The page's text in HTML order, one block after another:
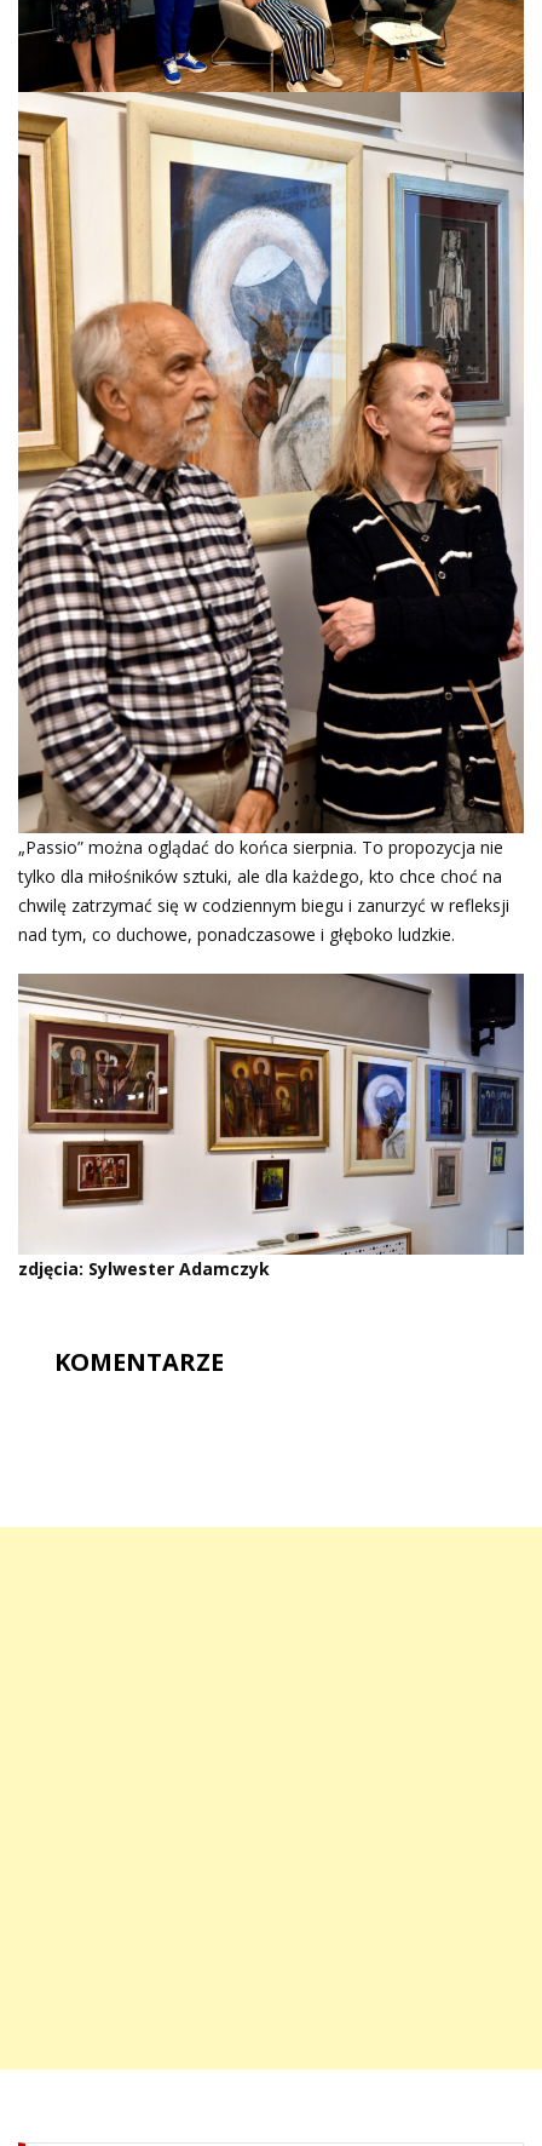
„Passio” można oglądać do końca sierpnia. To propozycja nie
tylko dla miłośników sztuki, ale dla każdego, kto chce choć na
chwilę zatrzymać się w codziennym biegu i zanurzyć w refleksji
nad tym, co duchowe, ponadczasowe i głęboko ludzkie.
zdjęcia: Sylwester Adamczyk
KOMENTARZE